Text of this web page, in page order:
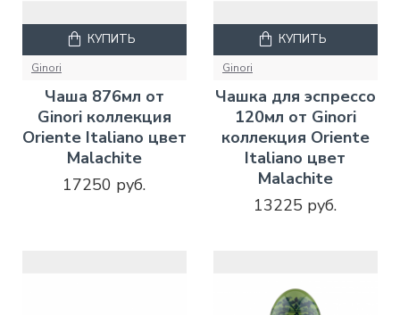
Ginori
Чаша 876мл от
Ginori коллекция
Oriente Italiano цвет
Malachite
17250 руб.
КУПИТЬ
Ginori
Чашка для эспрессо
120мл от Ginori
коллекция Oriente
Italiano цвет
Malachite
13225 руб.
КУПИТЬ